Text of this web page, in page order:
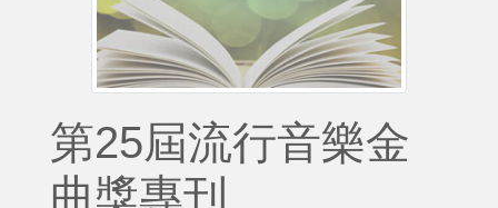
第25屆流行音樂金
曲獎專刊